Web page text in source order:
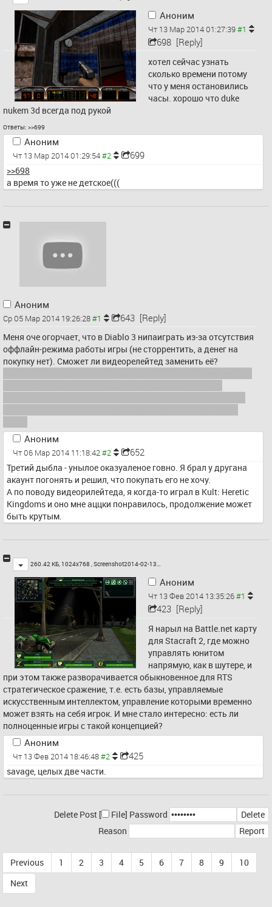
Аноним
Чт 13 Мар 2014 01:27:39
698 [Reply]
хотел сейчас узнать
сколько времени потому
что у меня остановились
часы. хорошо что duke
nukem 3d всегда под рукой
Ответы: >>699
Аноним
Чт 13 Мар 2014 01:29:54 699
>>698
а время то уже не детское(((
Аноним
Ср 05 Мар 2014 19:26:28 643 [Reply]
Меня оче огорчает, что в Diablo 3 нипаиграть из-за отсутствия
оффлайн-режима работы игры (не сторрентить, а денег на
покупку нет). Сможет ли видеорелейтед заменить её?
Аноним
Чт 06 Мар 2014 11:18:42 652
Третий дыбла - унылое оказуаленое говно. Я брал у другана
акаунт погонять и решил, что покупать его не хочу.
А по поводу видеорилейтеда, я когда-то играл в Kult: Heretic
Kingdoms и оно мне аццки понравилось, продолжение может
быть крутым.
Toggle
260.42 КБ, 1024x768 ,Screenshot2014-02-13…
Аноним
Чт 13 Фев 2014 13:35:26
423 [Reply]
Я нарыл на Battle.net карту
для Stacraft 2, где можно
управлять юнитом
напрямую, как в шутере, и
при этом также разворачивается обыкновенное для RTS
стратегическое сражение, т.е. есть базы, управляемые
искусственным интеллектом, управление которыми временно
может взять на себя игрок. И мне стало интересно: есть ли
полноценные игры с такой концепцией?
Аноним
Чт 13 Фев 2014 18:46:48 425
savage, целых две части.
Delete Post [ File] Password
Reason
Previous 1 2 3 4 5 6 7 8 9
10
Next